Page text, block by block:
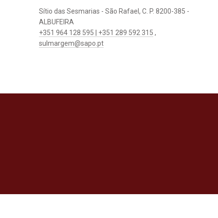
Sítio das Sesmarias - São Rafael, C. P. 8200-385 -
ALBUFEIRA
+351 964 128 595 | +351 289 592 315 ,
sulmargem@sapo.pt